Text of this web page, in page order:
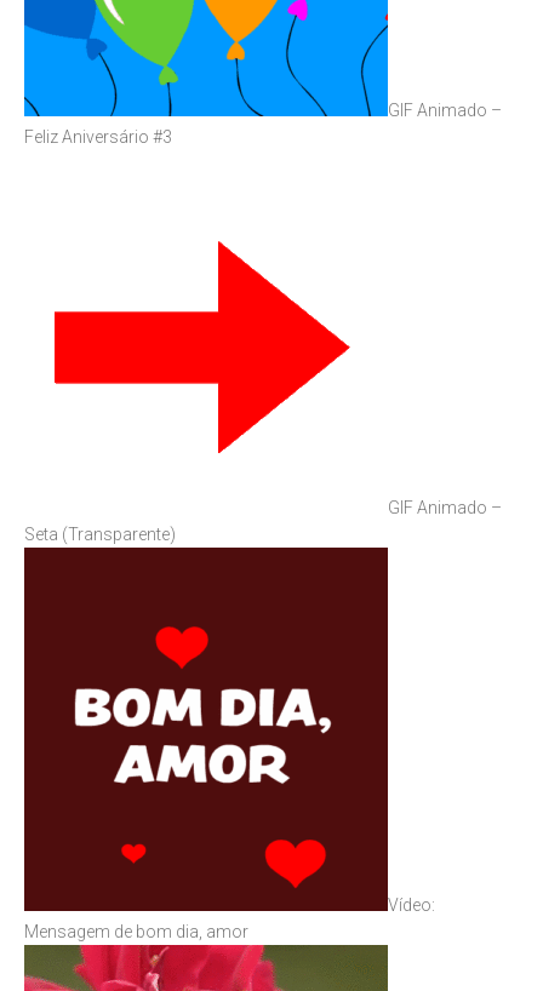
GIF Animado –
Feliz Aniversário #3
GIF Animado –
Seta (Transparente)
Vídeo:
Mensagem de bom dia, amor